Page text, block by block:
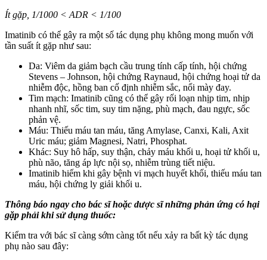
Ít gặp, 1/1000 < ADR < 1/100
Imatinib có thể gây ra một số tác dụng phụ không mong muốn với
tần suất ít gặp như sau:
Da: Viêm da giảm bạch cầu trung tính cấp tính, hội chứng
Stevens – Johnson, hội chứng Raynaud, hội chứng hoại tử da
nhiễm độc, hồng ban cố định nhiễm sắc, nổi mày đay.
Tim mạch: Imatinib cũng có thể gây rối loạn nhịp tim, nhịp
nhanh nhĩ, sốc tim, suy tim nặng, phù mạch, đau ngực, sốc
phản vệ.
Máu: Thiếu máu tan máu, tăng Amylase, Canxi, Kali, Axit
Uric máu; giảm Magnesi, Natri, Phosphat.
Khác: Suy hô hấp, suy thận, chảy máu khối u, hoại tử khối u,
phù não, tăng áp lực nội sọ, nhiễm trùng tiết niệu.
Imatinib hiếm khi gây bệnh vi mạch huyết khối, thiếu máu tan
máu, hội chứng ly giải khối u.
Thông báo ngay cho bác sĩ hoặc dược sĩ những phản ứng có hại
gặp phải khi sử dụng thuốc:
Kiểm tra với bác sĩ càng sớm càng tốt nếu xảy ra bất kỳ tác dụng
phụ nào sau đây: